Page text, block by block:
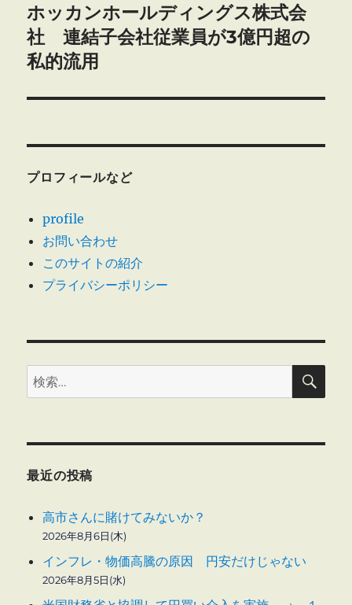
ー
シ
次
の
投
ホッカンホールディングス株式会
社 連結子会社従業員が3億円超の
私的流用
プロフィールなど
profile
お問い合わせ
このサイトの紹介
プライバシーポリシー
検
索:
検
最近の投稿
高市さんに賭けてみないか？
2026年8月6日(木)
インフレ・物価高騰の原因 円安だけじゃない
2026年8月5日(水)